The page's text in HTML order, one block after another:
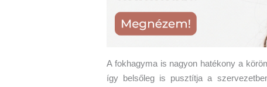
A fokhagyma is nagyon hatékony a
így belsőleg is pusztítja a